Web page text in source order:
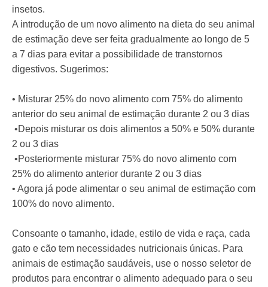
insetos.
A introdução de um novo alimento na dieta do seu animal
de estimação deve ser feita gradualmente ao longo de 5
a 7 dias para evitar a possibilidade de transtornos
digestivos. Sugerimos:
• Misturar 25% do novo alimento com 75% do alimento
anterior do seu animal de estimação durante 2 ou 3 dias
•Depois misturar os dois alimentos a 50% e 50% durante
2 ou 3 dias
•Posteriormente misturar 75% do novo alimento com
25% do alimento anterior durante 2 ou 3 dias
• Agora já pode alimentar o seu animal de estimação com
100% do novo alimento.
Consoante o tamanho, idade, estilo de vida e raça, cada
gato e cão tem necessidades nutricionais únicas. Para
animais de estimação saudáveis, use o nosso seletor de
produtos para encontrar o alimento adequado para o seu